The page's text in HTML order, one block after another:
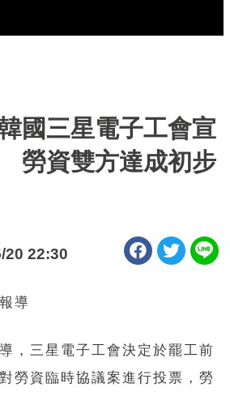
國三星電子工會宣
勞資雙方達成初步
20 22:30
導
，三星電子工會決定於罷工前
勞資臨時協議案進行投票，勞